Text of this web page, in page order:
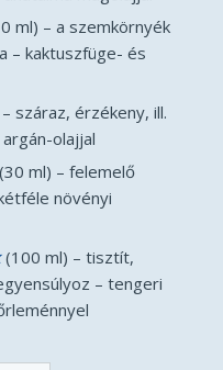
ml) – a szemkörnyék
– kaktuszfüge- és
száraz, érzékeny, ill.
olajjal
ml) – felemelő
növényi
(100 ml) – tisztít,
– tengeri